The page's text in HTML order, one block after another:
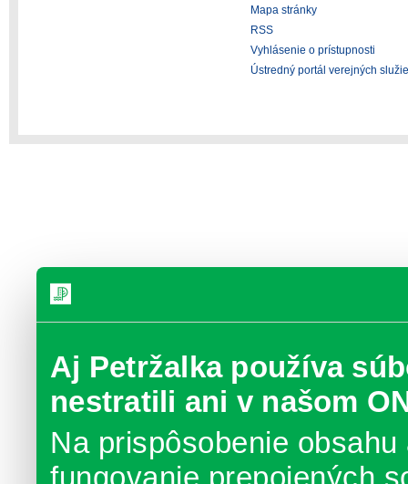
Aj Petržalka používa
nestratili ani v našom
Na prispôsobenie
Mapa stránky
RSS
Vyhlásenie o prístupnosti
Ústredný portál verejných